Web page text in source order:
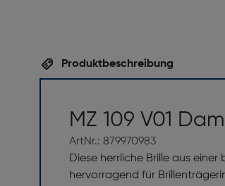
Produktbeschreibung
MZ 109 V01
ArtNr.: 879970983
Diese herrliche Brille aus
hervorragend für